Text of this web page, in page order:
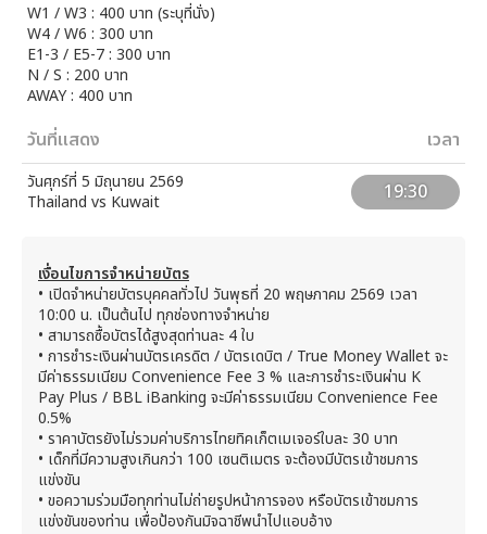
W1 / W3 : 400 บาท (ระบุที่นั่ง)
W4 / W6 : 300 บาท
E1-3 / E5-7 : 300 บาท
N / S : 200 บาท
AWAY : 400 บาท
วันที่แสดง เวลา
วันศุกร์ที่ 5 มิถุนายน 2569
Thailand vs Kuwait
19:30
เงื่อนไขการจำหน่ายบัตร
• เปิดจำหน่ายบัตรบุคคลทั่วไป วันพุธที่ 20 พฤษภาคม 2569 เวลา
10:00 น. เป็นต้นไป ทุกช่องทางจำหน่าย
• สามารถซื้อบัตรได้สูงสุดท่านละ 4 ใบ
• การชำระเงินผ่านบัตรเครดิต / บัตรเดบิต / True Money Wallet จะ
มีค่าธรรมเนียม Convenience Fee 3 % และการชำระเงินผ่าน K
Pay Plus / BBL iBanking จะมีค่าธรรมเนียม Convenience Fee
0.5%
• ราคาบัตรยังไม่รวมค่าบริการไทยทิคเก็ตเมเจอร์ใบละ 30 บาท
• เด็กที่มีความสูงเกินกว่า 100 เซนติเมตร จะต้องมีบัตรเข้าชมการ
แข่งขัน
• ขอความร่วมมือทุกท่านไม่ถ่ายรูปหน้าการจอง หรือบัตรเข้าชมการ
แข่งขันของท่าน เพื่อป้องกันมิจฉาชีพนำไปแอบอ้าง